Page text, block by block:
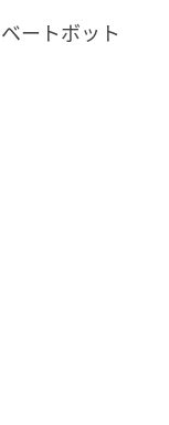
ートボット